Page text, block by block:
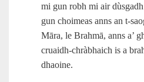
mi gun robh mi air
gun choimeas anns an
Māra, le Brahmā, anns a’
cruaidh‑chràbhaich is a
dhaoine.